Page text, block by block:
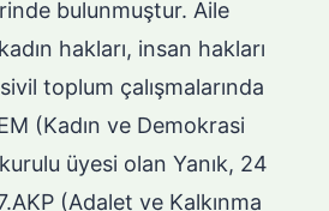
bulunmuştur. Aile
hakları, insan hakları
toplum çalışmalarında
(Kadın ve Demokrasi
üyesi olan Yanık, 24
(Adalet ve Kalkınma